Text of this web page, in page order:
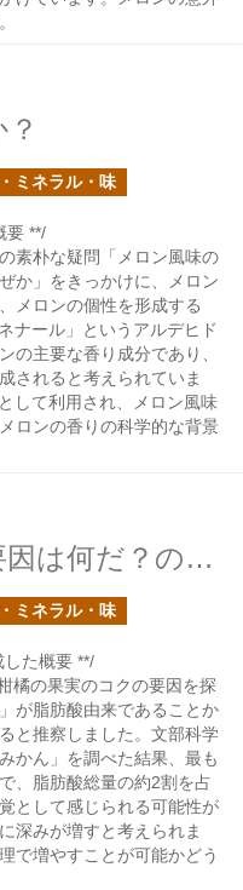
ミネラル・味
要 **/
素朴な疑問「メロン風味の
か」をきっかけに、メロン
メロンの個性を形成する
ナール」というアルデヒド
の主要な香り成分であり、
されると考えられていま
して利用され、メロン風味
ロンの香りの科学的な背景
柑橘の果実のコクの要因は何だ？の続き
ミネラル・味
した概要 **/
橘の果実のコクの要因を探
が脂肪酸由来であることか
と推察しました。文部科学
かん」を調べた結果、最も
、脂肪酸総量の約2割を占
として感じられる可能性が
深みが増すと考えられま
で増やすことが可能かどう